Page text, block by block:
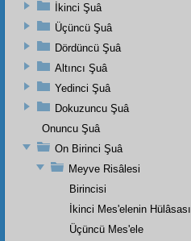
İkinci Şuâ
Üçüncü Şuâ
Dördüncü Şuâ
Altıncı Şuâ
Yedinci Şuâ
Dokuzuncu Şuâ
Onuncu Şuâ
On Birinci Şuâ
Meyve Risâlesi
Birincisi
İkinci Mes'elenin Hülâsası
Üçüncü Mes'ele